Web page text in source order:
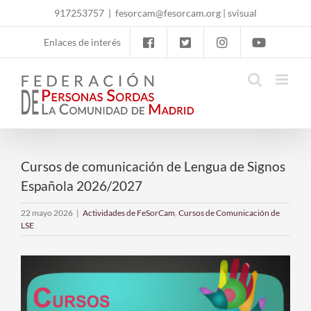
to
917253757 | fesorcam@fesorcam.org | svisual
Enlaces de interés
Cursos de comunicación de Lengua de Signos
Española 2026/2027
22 mayo 2026 | Actividades de FeSorCam Cursos de Comunicación de
LSE
imagen
más